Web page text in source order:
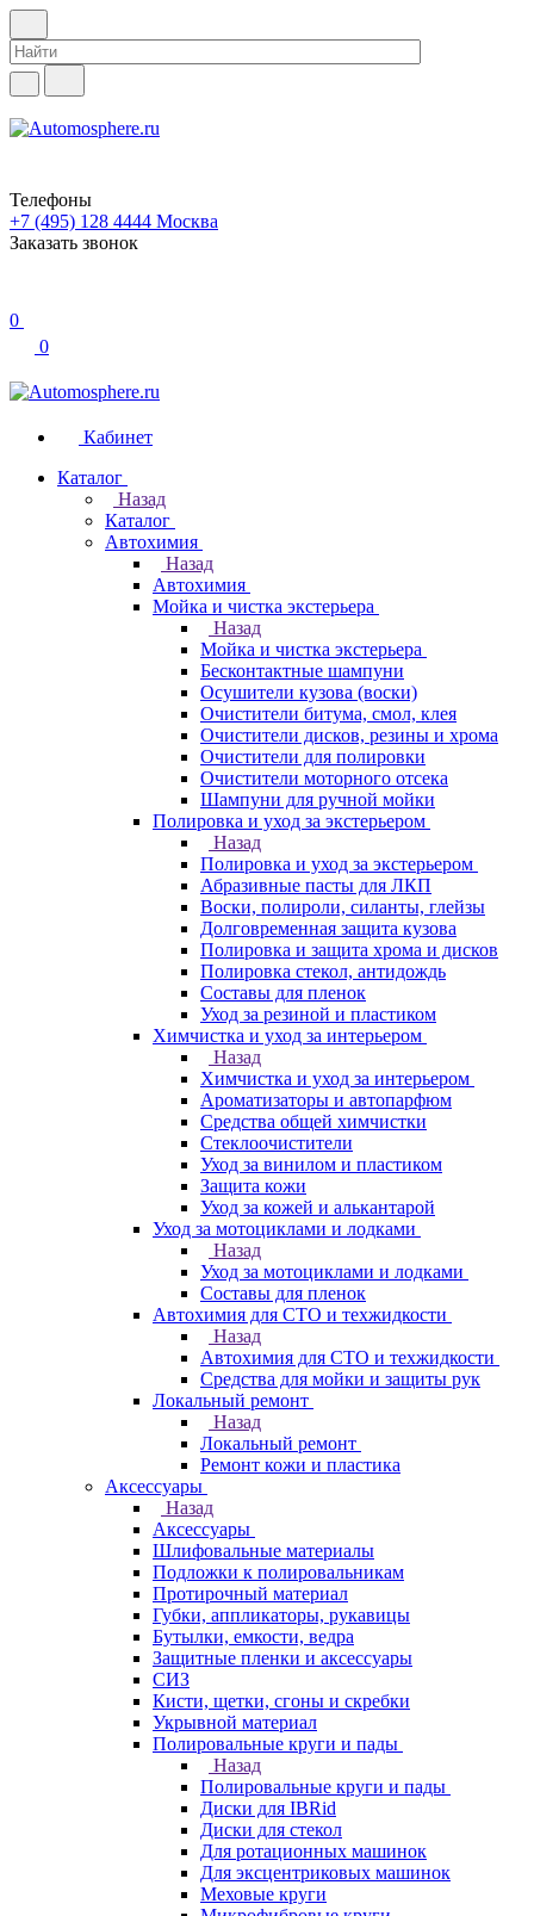
Телефоны
+7 (495) 128 4444 Москва
Заказать звонок
0
0
Кабинет
Каталог
Назад
Каталог
Автохимия
Назад
Автохимия
Мойка и чистка экстерьера
Назад
Мойка и чистка экстерьера
Бесконтактные шампуни
Осушители кузова (воски)
Очистители битума, смол, клея
Очистители дисков, резины и хрома
Очистители для полировки
Очистители моторного отсека
Шампуни для ручной мойки
Полировка и уход за экстерьером
Назад
Полировка и уход за экстерьером
Абразивные пасты для ЛКП
Воски, полироли, силанты, глейзы
Долговременная защита кузова
Полировка и защита хрома и дисков
Полировка стекол, антидождь
Составы для пленок
Уход за резиной и пластиком
Химчистка и уход за интерьером
Назад
Химчистка и уход за интерьером
Ароматизаторы и автопарфюм
Средства общей химчистки
Стеклоочистители
Уход за винилом и пластиком
Защита кожи
Уход за кожей и алькантарой
Уход за мотоциклами и лодками
Назад
Уход за мотоциклами и лодками
Составы для пленок
Автохимия для СТО и техжидкости
Назад
Автохимия для СТО и техжидкости
Средства для мойки и защиты рук
Локальный ремонт
Назад
Локальный ремонт
Ремонт кожи и пластика
Аксессуары
Назад
Аксессуары
Шлифовальные материалы
Подложки к полировальникам
Протирочный материал
Губки, аппликаторы, рукавицы
Бутылки, емкости, ведра
Защитные пленки и аксессуары
СИЗ
Кисти, щетки, сгоны и скребки
Укрывной материал
Полировальные круги и пады
Назад
Полировальные круги и пады
Диски для IBRid
Диски для стекол
Для ротационных машинок
Для эксцентриковых машинок
Меховые круги